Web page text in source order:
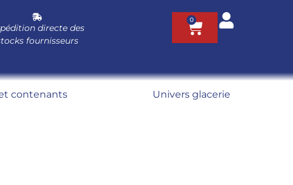
directe des
fournisseurs
0
contenants Univers glacerie